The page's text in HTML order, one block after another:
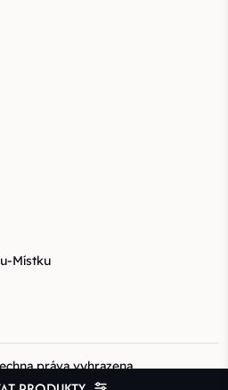
Místku
práva vyhrazena.